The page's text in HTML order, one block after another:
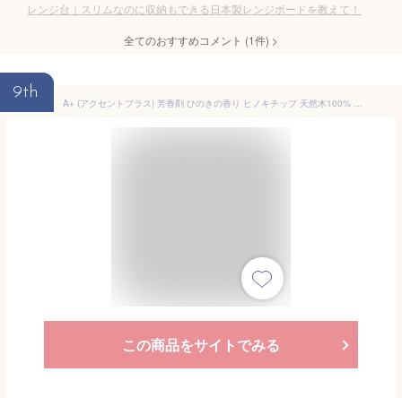
レンジ台｜スリムなのに収納もできる日本製レンジボードを教えて！
全てのおすすめコメント (1件) >
9th
A+ (アクセントプラス) 芳香剤 ひのきの香り ヒノキチップ 天然木100% ヒノキパウダー サシェ 抗菌 消臭剤 天然成分 ナチュラル 木の香り ヒノキ 癒し ウッドチップ 間伐材 トイレ 玄関 靴 部屋 アロマ 下駄箱 国産 お部屋 SDGs エシカル ひのき 靴箱 天然木 交目寄せ木
この商品をサイトでみる